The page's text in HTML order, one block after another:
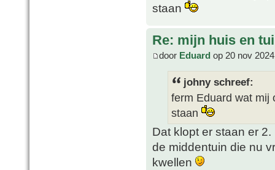
staan
Re: mijn huis en
door Eduard op 20 nov
johny schreef:
ferm Eduard wat mij
staan
Dat klopt er staan er
de middentuin die nu
kwellen